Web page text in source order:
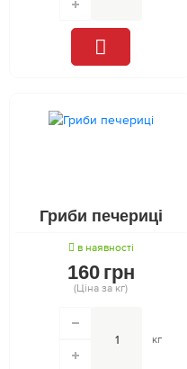
Гриби печериці
в наявності
160 грн
(Ціна за кг)
кг